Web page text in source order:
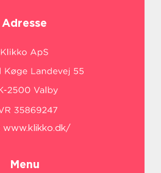
Adresse
www.klikko.dk/
Menu